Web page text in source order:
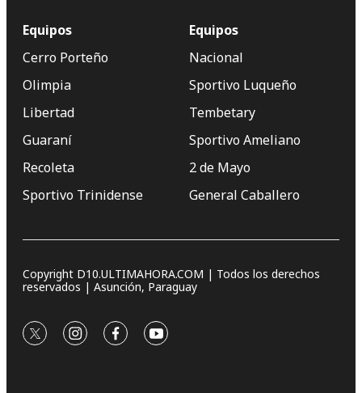
Equipos
Cerro Porteño
Olimpia
Libertad
Guaraní
Recoleta
Sportivo Trinidense
Equipos
Nacional
Sportivo Luqueño
Tembetary
Sportivo Ameliano
2 de Mayo
General Caballero
Copyright D10.ULTIMAHORA.COM | Todos los derechos
reservados | Asunción, Paraguay
twitterinstagram
facebookyoutube